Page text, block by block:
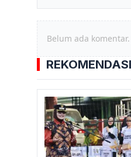
Belum ada
REKOMENDASI